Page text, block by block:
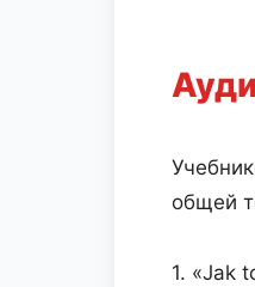
общей
1. «Jak